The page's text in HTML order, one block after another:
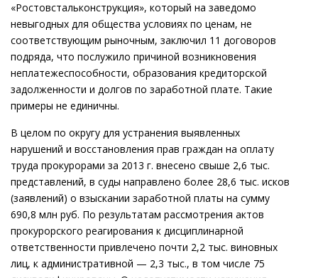
«Ростовстальконструкция», который на заведомо
невыгодных для общества условиях по ценам, не
соответствующим рыночным, заключил 11 договоров
подряда, что послужило причиной возникновения
неплатежеспособности, образования кредиторской
задолженности и долгов по заработной плате. Такие
примеры не единичны.
В целом по округу для устранения выявленных
нарушений и восстановления прав граждан на оплату
труда прокурорами за 2013 г. внесено свыше 2,6 тыс.
представлений, в суды направлено более 28,6 тыс. исков
(заявлений) о взыскании заработной платы на сумму
690,8 млн руб. По результатам рассмотрения актов
прокурорского реагирования к дисциплинарной
ответственности привлечено почти 2,2 тыс. виновных
лиц, к административной — 2,3 тыс., в том числе 75